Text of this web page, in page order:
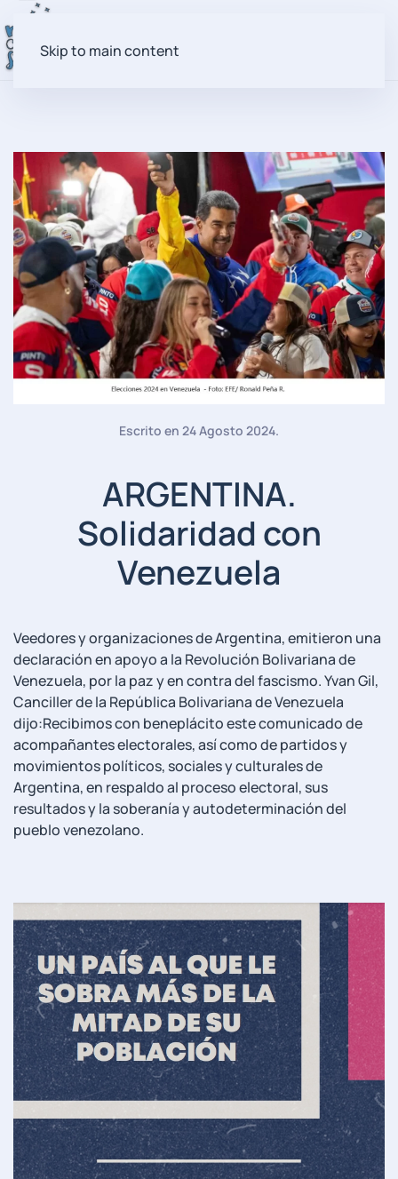
Skip to main content
Escrito en 24 Agosto 2024.
ARGENTINA.
Solidaridad con
Venezuela
Veedores y organizaciones de Argentina, emitieron una
declaración en apoyo a la Revolución Bolivariana de
Venezuela, por la paz y en contra del fascismo. Yvan Gil,
Canciller de la República Bolivariana de Venezuela
dijo:Recibimos con beneplácito este comunicado de
acompañantes electorales, así como de partidos y
movimientos políticos, sociales y culturales de
Argentina, en respaldo al proceso electoral, sus
resultados y la soberanía y autodeterminación del
pueblo venezolano.